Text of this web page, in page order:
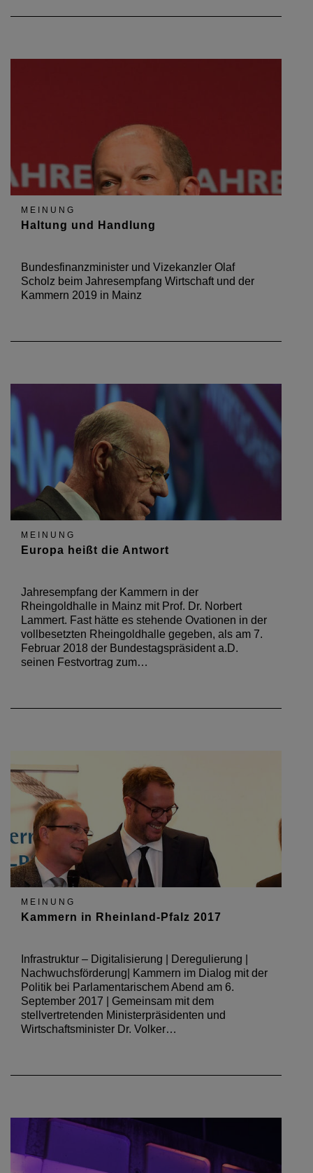
MEINUNG
Haltung und Handlung
Bundesfinanzminister und Vizekanzler Olaf
Scholz beim Jahresempfang Wirtschaft und der
Kammern 2019 in Mainz
MEINUNG
Europa heißt die Antwort
Jahresempfang der Kammern in der
Rheingoldhalle in Mainz mit Prof. Dr. Norbert
Lammert. Fast hätte es stehende Ovationen in der
vollbesetzten Rheingoldhalle gegeben, als am 7.
Februar 2018 der Bundestagspräsident a.D.
seinen Festvortrag zum…
MEINUNG
Kammern in Rheinland-Pfalz 2017
Infrastruktur – Digitalisierung | Deregulierung |
Nachwuchsförderung| Kammern im Dialog mit der
Politik bei Parlamentarischem Abend am 6.
September 2017 | Gemeinsam mit dem
stellvertretenden Ministerpräsidenten und
Wirtschaftsminister Dr. Volker…